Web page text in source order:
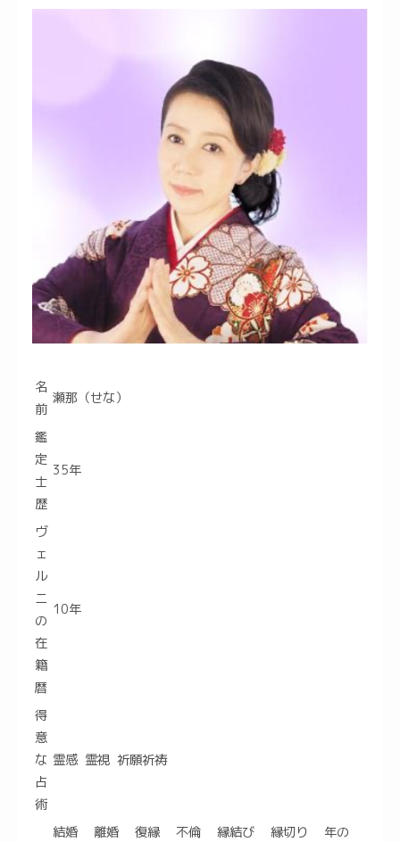
名
前
瀬那（せな）
鑑
定
士
歴
35年
ヴ
ェ
ル
ニ
の
在
籍
暦
10年
得
意
な
占
術
霊感 霊視 祈願祈祷
結婚 離婚 復縁 不倫 縁結び 縁切り 年の